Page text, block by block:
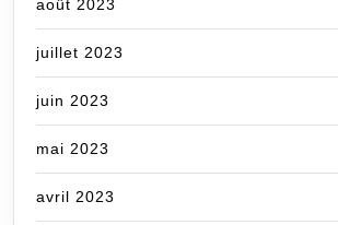
août 2023
juillet 2023
juin 2023
mai 2023
avril 2023